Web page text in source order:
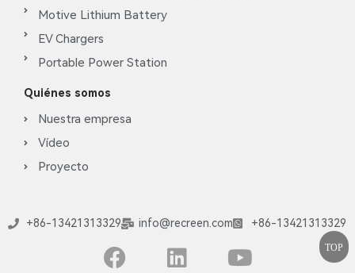
TOP
Motive Lithium Battery
EV Chargers
Portable Power Station
Quiénes somos
Nuestra empresa
Vídeo
Proyecto
+86-13421313329 info@recreen.com +86-13421313329